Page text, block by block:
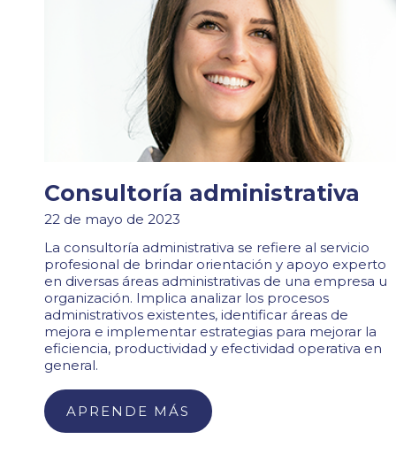
Consultoría administrativa
22 de mayo de 2023
La consultoría administrativa se refiere al servicio
profesional de brindar orientación y apoyo experto
en diversas áreas administrativas de una empresa u
organización. Implica analizar los procesos
administrativos existentes, identificar áreas de
mejora e implementar estrategias para mejorar la
eficiencia, productividad y efectividad operativa en
general.
APRENDE MÁS